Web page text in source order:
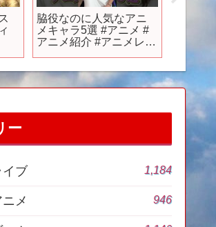
脇役なのに人気なアニ
メキャラ5選 #アニメ #
アニメ紹介 #アニメレビ
タク #フィギュア #アニ
ソン #short #shorts #社
ー
イブ 1,184
メ 946